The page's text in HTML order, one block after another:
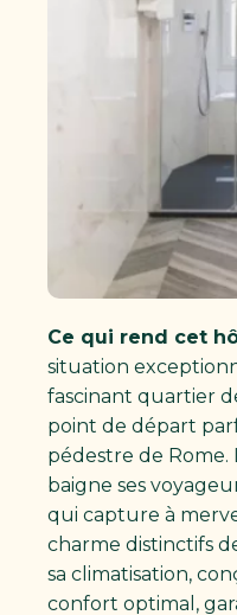
Ce qui rend cet
situation
fascinant quartier
point de départ
pédestre de Rome.
baigne ses
qui capture à
charme distinctifs
sa climatisation,
confort optimal,